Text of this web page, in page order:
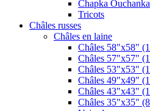
Chapka Ouchanka
Tricots
Châles russes
Châles en laine
Châles 58"x58"
Châles 57"x57"
Châles 53"x53"
Châles 49"x49"
Châles 43"x43"
Châles 35"x35"